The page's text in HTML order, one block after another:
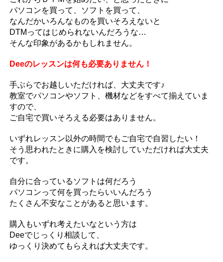
パソコンを買って、ソフトを買って、
なんだかいろんなものを買いそろえないと
DTMってはじめられないんだろうな…
そんな印象があるかもしれません。
Deeのレッスンは何も必要ありません！
手ぶらでお越しいただければ、大丈夫です♪
教室でパソコンやソフト、機材などをすべて揃えていま
すので、
ご自宅で買いそろえる必要はありません。
いずれレッスン以外の時間でもご自宅で自習したい！
そう思われたときに購入を検討していただければ大丈夫
です。
自分に合っているソフトは何だろう
パソコンって何を買ったらいいんだろう
たくさん不安なことがあると思います。
購入もいずれ考えたいなという方は
Deeでじっくり相談して、
ゆっくり決めてもらえれば大丈夫です。